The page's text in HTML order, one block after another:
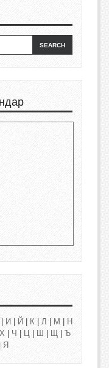
И Й К Л М
Н
Х Ч Ц Ш Щ
Ъ
Я